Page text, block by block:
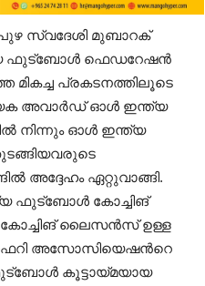
സ്വദേശി മുബാറക്
ഫുട്ബോൾ ഫെഡറേഷൻ
മികച്ച പ്രകടനത്തിലൂടെ
അവാർഡ് ഓൾ ഇന്ത്യ
നിന്നും ഓൾ ഇന്ത്യ
അദ്ദേഹം ഏറ്റുവാങ്ങി.
ഫുട്ബോൾ കോച്ചിങ്
ലൈസൻസ് ഉള്ള
റഫറി അസോസിയെഷന്‍റെ
കൂട്ടായ്മയായ